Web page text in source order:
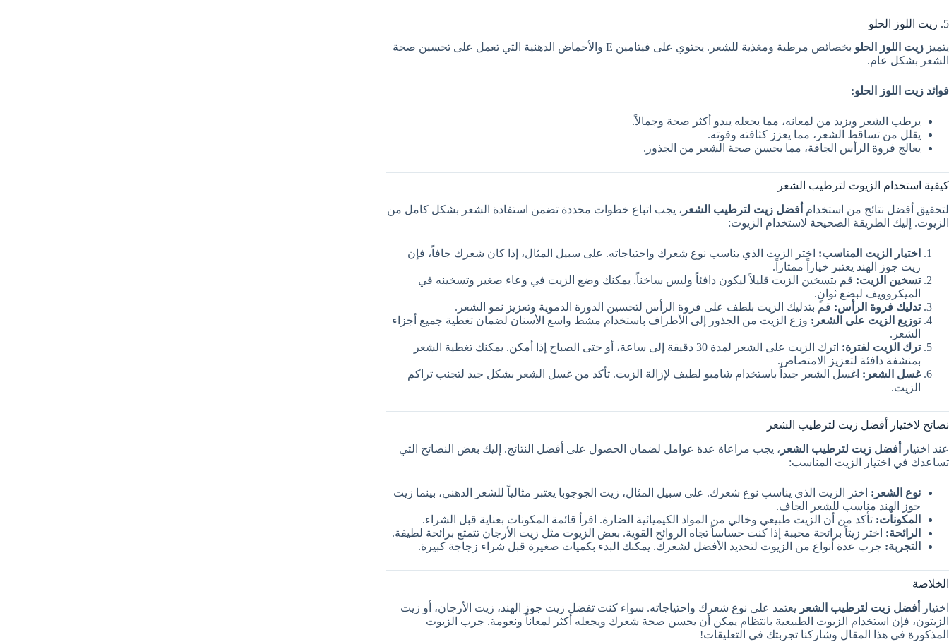
5. زيت اللوز الحلو
يتميز زيت اللوز الحلو
بخصائص مرطبة ومغذية للشعر. يحتوي على فيتامين E والأحماض الدهنية التي تعمل على تحسين صحة
الشعر بشكل عام.
فوائد زيت اللوز الحلو:
يرطب الشعر ويزيد من لمعانه، مما يجعله يبدو أكثر صحة وجمالاً.
يقلل من تساقط الشعر، مما يعزز كثافته وقوته.
يعالج فروة الرأس الجافة، مما يحسن صحة الشعر من الجذور.
كيفية استخدام الزيوت لترطيب الشعر
لتحقيق أفضل نتائج من استخدام أفضل زيت لترطيب الشعر ، يجب اتباع خطوات محددة تضمن استفادة الشعر بشكل كامل من
الزيوت. إليك الطريقة الصحيحة لاستخدام الزيوت:
اختيار الزيت المناسب: اختر الزيت الذي يناسب نوع شعرك واحتياجاته. على سبيل المثال، إذا كان شعرك جافاً، فإن
زيت جوز الهند يعتبر خياراً ممتازاً.
تسخين الزيت: قم بتسخين الزيت قليلاً ليكون دافئاً وليس ساخناً. يمكنك وضع الزيت في وعاء صغير وتسخينه في
الميكروويف لبضع ثوانٍ.
تدليك فروة الرأس: قم بتدليك الزيت بلطف على فروة الرأس لتحسين الدورة الدموية وتعزيز نمو الشعر.
توزيع الزيت على الشعر: وزع الزيت من الجذور إلى الأطراف باستخدام مشط واسع الأسنان لضمان تغطية جميع أجزاء
الشعر.
ترك الزيت لفترة:
اترك الزيت على الشعر لمدة 30 دقيقة إلى ساعة، أو حتى الصباح إذا أمكن. يمكنك تغطية الشعر
بمنشفة دافئة لتعزيز الامتصاص.
غسل الشعر: اغسل الشعر جيداً باستخدام شامبو لطيف لإزالة الزيت. تأكد من غسل الشعر بشكل جيد لتجنب تراكم
الزيت.
نصائح لاختيار أفضل زيت لترطيب الشعر
عند اختيار
أفضل زيت لترطيب الشعر ، يجب مراعاة عدة عوامل لضمان الحصول على أفضل النتائج. إليك بعض النصائح التي
تساعدك في اختيار الزيت المناسب:
نوع الشعر: اختر الزيت الذي يناسب نوع شعرك. على سبيل المثال، زيت الجوجوبا يعتبر مثالياً للشعر الدهني، بينما زيت
جوز الهند مناسب للشعر الجاف.
المكونات: تأكد من أن الزيت طبيعي وخالي من المواد الكيميائية الضارة. اقرأ قائمة المكونات بعناية قبل الشراء.
الرائحة: اختر زيتاً برائحة محببة إذا كنت حساساً تجاه الروائح القوية. بعض الزيوت مثل زيت الأرجان تتمتع برائحة لطيفة.
التجربة: جرب عدة أنواع من الزيوت لتحديد الأفضل لشعرك. يمكنك البدء بكميات صغيرة قبل شراء زجاجة كبيرة.
الخلاصة
اختيار
أفضل زيت لترطيب الشعر يعتمد على نوع شعرك واحتياجاته. سواء كنت تفضل زيت جوز الهند، زيت الأرجان، أو زيت
الزيتون، فإن استخدام الزيوت الطبيعية بانتظام يمكن أن يحسن صحة شعرك ويجعله أكثر لمعاناً ونعومة. جرب الزيوت
المذكورة في هذا المقال وشاركنا تجربتك في التعليقات!